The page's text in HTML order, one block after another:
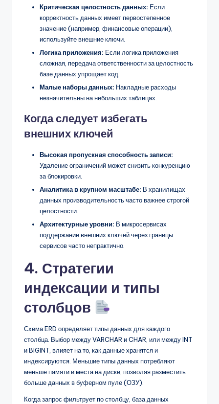
Критическая целостность данных: Если
корректность данных имеет первостепенное
значение (например, финансовые операции),
используйте внешние ключи.
Логика приложения: Если логика приложения
сложная, передача ответственности за целостность
базе данных упрощает код.
Малые наборы данных: Накладные расходы
незначительны на небольших таблицах.
Когда следует избегать
внешних ключей
Высокая пропускная способность записи:
Удаление ограничений может снизить конкуренцию
за блокировки.
Аналитика в крупном масштабе: В хранилищах
данных производительность часто важнее строгой
целостности.
Архитектурные уровни: В микросервисах
поддержание внешних ключей через границы
сервисов часто непрактично.
4. Стратегии
индексации и типы
столбцов
Схема ERD определяет типы данных для каждого
столбца. Выбор между VARCHAR и CHAR, или между INT
и BIGINT, влияет на то, как данные хранятся и
индексируются. Меньшие типы данных потребляют
меньше памяти и места на диске, позволяя разместить
больше данных в буферном пуле (ОЗУ).
Когда запрос фильтрует по столбцу, база данных